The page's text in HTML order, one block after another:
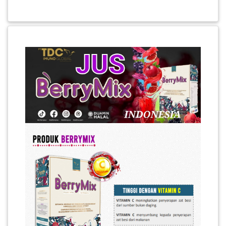
SERVIS(17)
BENDA(1)
LAIN-
KEPERLUAN(16)
SELECT NEGERI
SELANGOR(37)